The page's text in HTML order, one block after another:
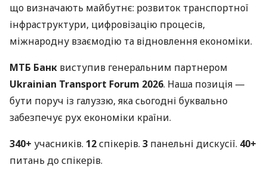
що визначають майбутнє: розвиток транспортної
інфраструктури, цифровізацію процесів,
міжнародну взаємодію та відновлення економіки.
МТБ Банк виступив генеральним партнером
Ukrainian Transport Forum 2026. Наша позиція —
бути поруч із галуззю, яка сьогодні буквально
забезпечує рух економіки країни.
340+ учасників. 12спікерів. 3 панельні дискусії. 40+
питань до спікерів.